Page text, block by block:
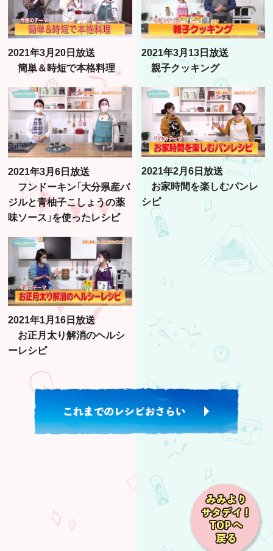
2021年3月20日放送
簡単＆時短で本格料理
2021年3月13日放送
親子クッキング
2021年3月6日放送
フンドーキン「大分県産バ
ジルと青柚子こしょうの薬
味ソース」を使ったレシピ
2021年2月6日放送
お家時間を楽しむパンレ
シピ
2021年1月16日放送
お正月太り解消のヘルシ
ーレシピ